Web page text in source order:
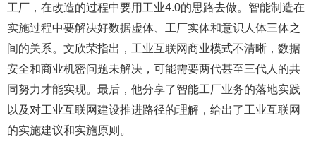
工厂，在改造的过程中要用工业4.0的思路去做。智能制造在
实施过程中要解决好数据虚体、工厂实体和意识人体三体之
间的关系。文欣荣指出，工业互联网商业模式不清晰，数据
安全和商业机密问题未解决，可能需要两代甚至三代人的共
同努力才能实现。最后，他分享了智能工厂业务的落地实践
以及对工业互联网建设推进路径的理解，给出了工业互联网
的实施建议和实施原则。